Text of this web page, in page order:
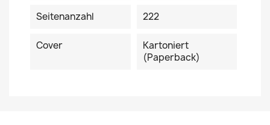
Seitenanzahl 222
Cover
Kartoniert
(Paperback)